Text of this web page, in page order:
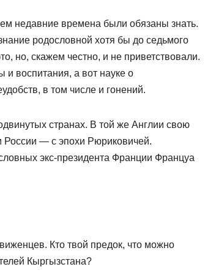
недавние времена были обязаны знать.
родословной хотя бы до седьмого
но, скажем честно, и не приветствовали.
и воспитания, а вот науке о
в том числе и гонений.
странах. В той же Англии свою
России — с эпохи Рюриковичей.
экс-президента Франции Француа
Кто твой предок, что можно
Кыргызстана?